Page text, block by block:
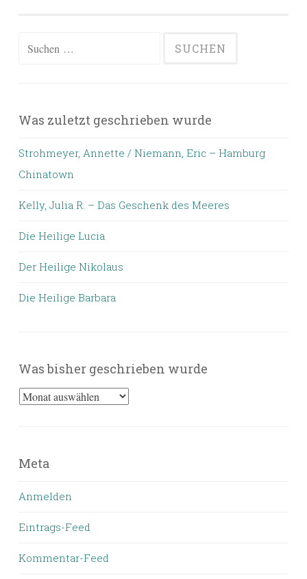
Suchen
Was zuletzt geschrieben wurde
Strohmeyer, Annette / Niemann, Eric – Hamburg
Chinatown
Kelly, Julia R. – Das Geschenk des Meeres
Die Heilige Lucia
Der Heilige Nikolaus
Die Heilige Barbara
Was bisher geschrieben wurde
Was
wurde
Meta
Anmelden
Eintrags-Feed
Kommentar-Feed